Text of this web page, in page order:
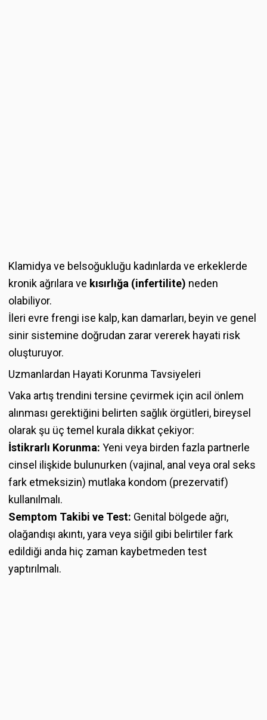
Klamidya ve belsoğukluğu kadınlarda ve erkeklerde
kronik ağrılara ve kısırlığa (infertilite) neden
olabiliyor.
İleri evre frengi ise kalp, kan damarları, beyin ve genel
sinir sistemine doğrudan zarar vererek hayati risk
oluşturuyor.
Uzmanlardan Hayati Korunma Tavsiyeleri
Vaka artış trendini tersine çevirmek için acil önlem
alınması gerektiğini belirten sağlık örgütleri, bireysel
olarak şu üç temel kurala dikkat çekiyor:
İstikrarlı Korunma: Yeni veya birden fazla partnerle
cinsel ilişkide bulunurken (vajinal, anal veya oral seks
fark etmeksizin) mutlaka kondom (prezervatif)
kullanılmalı.
Semptom Takibi ve Test: Genital bölgede ağrı,
olağandışı akıntı, yara veya siğil gibi belirtiler fark
edildiği anda hiç zaman kaybetmeden test
yaptırılmalı.